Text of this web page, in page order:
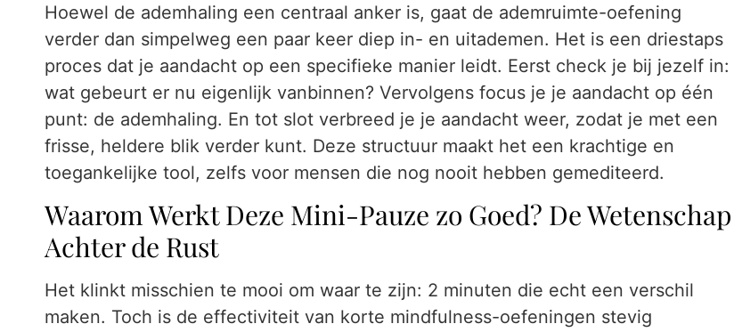
Hoewel de ademhaling een centraal anker is, gaat de ademruimte-oefening
verder dan simpelweg een paar keer diep in- en uitademen. Het is een driestaps
proces dat je aandacht op een specifieke manier leidt. Eerst check je bij jezelf in:
wat gebeurt er nu eigenlijk vanbinnen? Vervolgens focus je je aandacht op één
punt: de ademhaling. En tot slot verbreed je je aandacht weer, zodat je met een
frisse, heldere blik verder kunt. Deze structuur maakt het een krachtige en
toegankelijke tool, zelfs voor mensen die nog nooit hebben gemediteerd.
Waarom Werkt Deze Mini-Pauze zo Goed? De Wetenschap
Achter de Rust
Het klinkt misschien te mooi om waar te zijn: 2 minuten die echt een verschil
maken. Toch is de effectiviteit van korte mindfulness-oefeningen stevig